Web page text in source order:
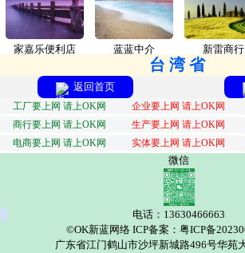
家嘉乐便利店 蓝蓝中介 新雷商行
台湾省
返回首页
工厂要上网 请上OK网 企业要上网 请上OK网
商行要上网 请上OK网
生产要上网 请上OK网
电商要上网 请上OK网
实体要上网 请上OK网
微信
电话：13630466663
©OK新蓝网络 ICP备案：粤ICP备
广东省江门鹤山市沙坪新城路496号华苑